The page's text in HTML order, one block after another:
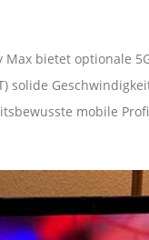
bietet optionale
solide
mobile